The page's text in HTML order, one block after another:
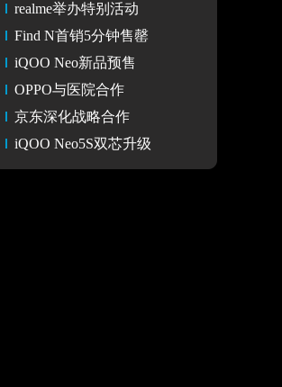
realme举办特别活动
Find N首销5分钟售罄
iQOO Neo新品预售
OPPO与医院合作
京东深化战略合作
iQOO Neo5S双芯升级